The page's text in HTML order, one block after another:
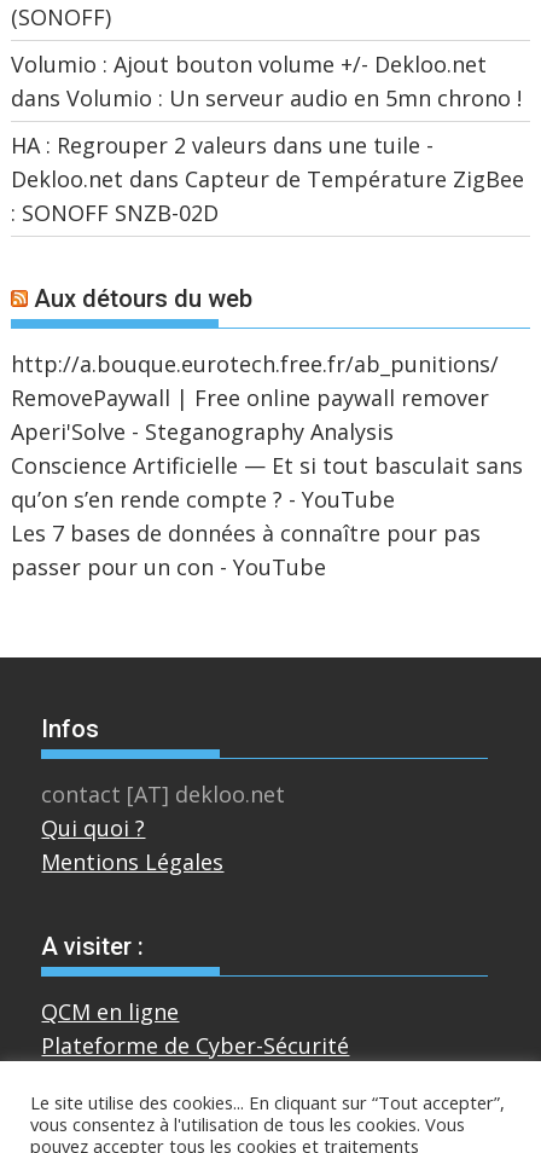
(SONOFF)
Volumio : Ajout bouton volume +/- Dekloo.net
dansVolumio : Un serveur audio en 5mn chrono !
HA : Regrouper 2 valeurs dans une tuile -
Dekloo.net dans Capteur de Température ZigBee
: SONOFF SNZB-02D
Aux détours du web
http://a.bouque.eurotech.free.fr/ab_punitions/
RemovePaywall | Free online paywall remover
Aperi'Solve - Steganography Analysis
Conscience Artificielle — Et si tout basculait sans
qu’on s’en rende compte ? - YouTube
Les 7 bases de données à connaître pour pas
passer pour un con - YouTube
Infos
contact [AT] dekloo.net
Qui quoi ?
Mentions Légales
A visiter :
QCM en ligne
Plateforme de Cyber-Sécurité
Divers
Le site utilise des cookies... En cliquant sur “Tout accepter”,
vous consentez à l'utilisation de tous les cookies. Vous
pouvez accepter tous les cookies et traitements